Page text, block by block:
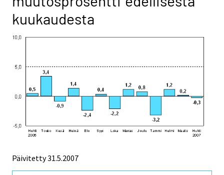
kuukaudesta
Päivitetty31.5.2007